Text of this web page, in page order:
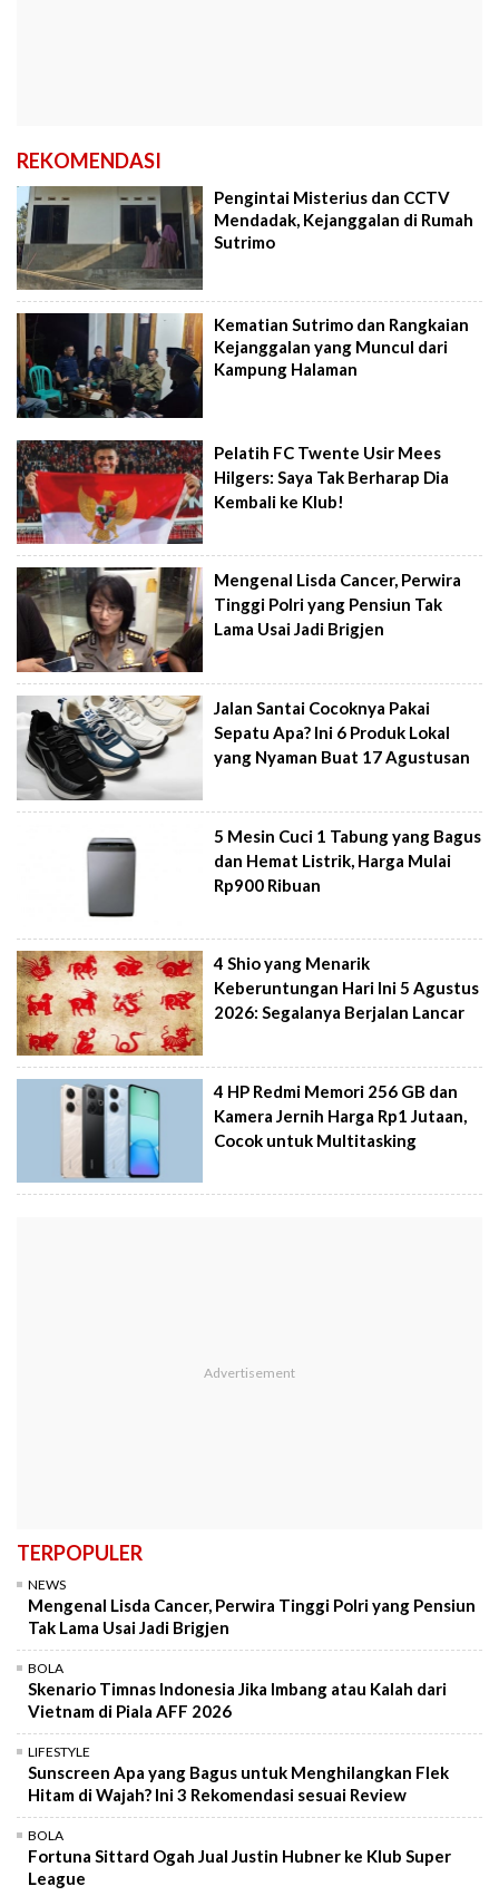
REKOMENDASI
Pengintai Misterius dan CCTV
Mendadak, Kejanggalan di Rumah
Sutrimo
Kematian Sutrimo dan Rangkaian
Kejanggalan yang Muncul dari
Kampung Halaman
Pelatih FC Twente Usir Mees
Hilgers: Saya Tak Berharap Dia
Kembali ke Klub!
Mengenal Lisda Cancer, Perwira
Tinggi Polri yang Pensiun Tak
Lama Usai Jadi Brigjen
Jalan Santai Cocoknya Pakai
Sepatu Apa? Ini 6 Produk Lokal
yang Nyaman Buat 17 Agustusan
5 Mesin Cuci 1 Tabung yang Bagus
dan Hemat Listrik, Harga Mulai
Rp900 Ribuan
4 Shio yang Menarik
Keberuntungan Hari Ini 5 Agustus
2026: Segalanya Berjalan Lancar
4 HP Redmi Memori 256 GB dan
Kamera Jernih Harga Rp1 Jutaan,
Cocok untuk Multitasking
TERPOPULER
NEWS
Mengenal Lisda Cancer, Perwira Tinggi Polri yang Pensiun
Tak Lama Usai Jadi Brigjen
BOLA
Skenario Timnas Indonesia Jika Imbang atau Kalah dari
Vietnam di Piala AFF 2026
LIFESTYLE
Sunscreen Apa yang Bagus untuk Menghilangkan Flek
Hitam di Wajah? Ini 3 Rekomendasi sesuai Review
BOLA
Fortuna Sittard Ogah Jual Justin Hubner ke Klub Super
League